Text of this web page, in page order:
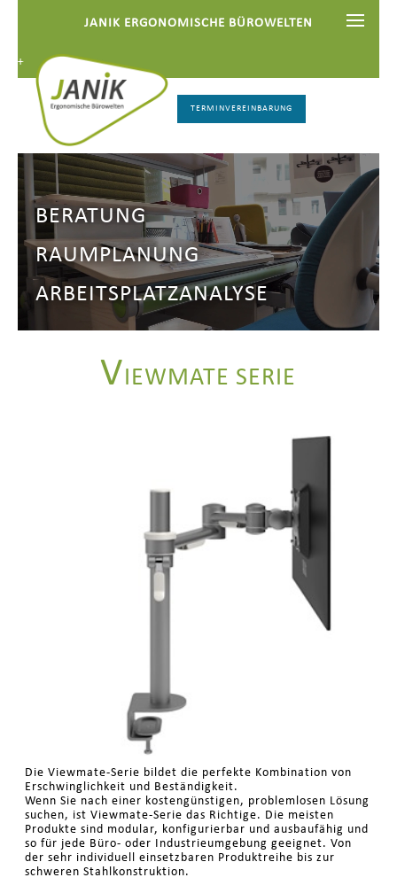
TERMINVEREINBARUNG
JANIK ERGONOMISCHE BÜROWELTEN
BERATUNG
RAUMPLANUNG
ARBEITSPLATZANALYSE
VIEWMATE SERIE
Die Viewmate-Serie bildet die perfekte Kombination von
Erschwinglichkeit und Beständigkeit.
Wenn Sie nach einer kostengünstigen, problemlosen Lösung
suchen, ist Viewmate-Serie das Richtige. Die meisten
Produkte sind modular, konfigurierbar und ausbaufähig und
so für jede Büro- oder Industrieumgebung geeignet. Von
der sehr individuell einsetzbaren Produktreihe bis zur
schweren Stahlkonstruktion.